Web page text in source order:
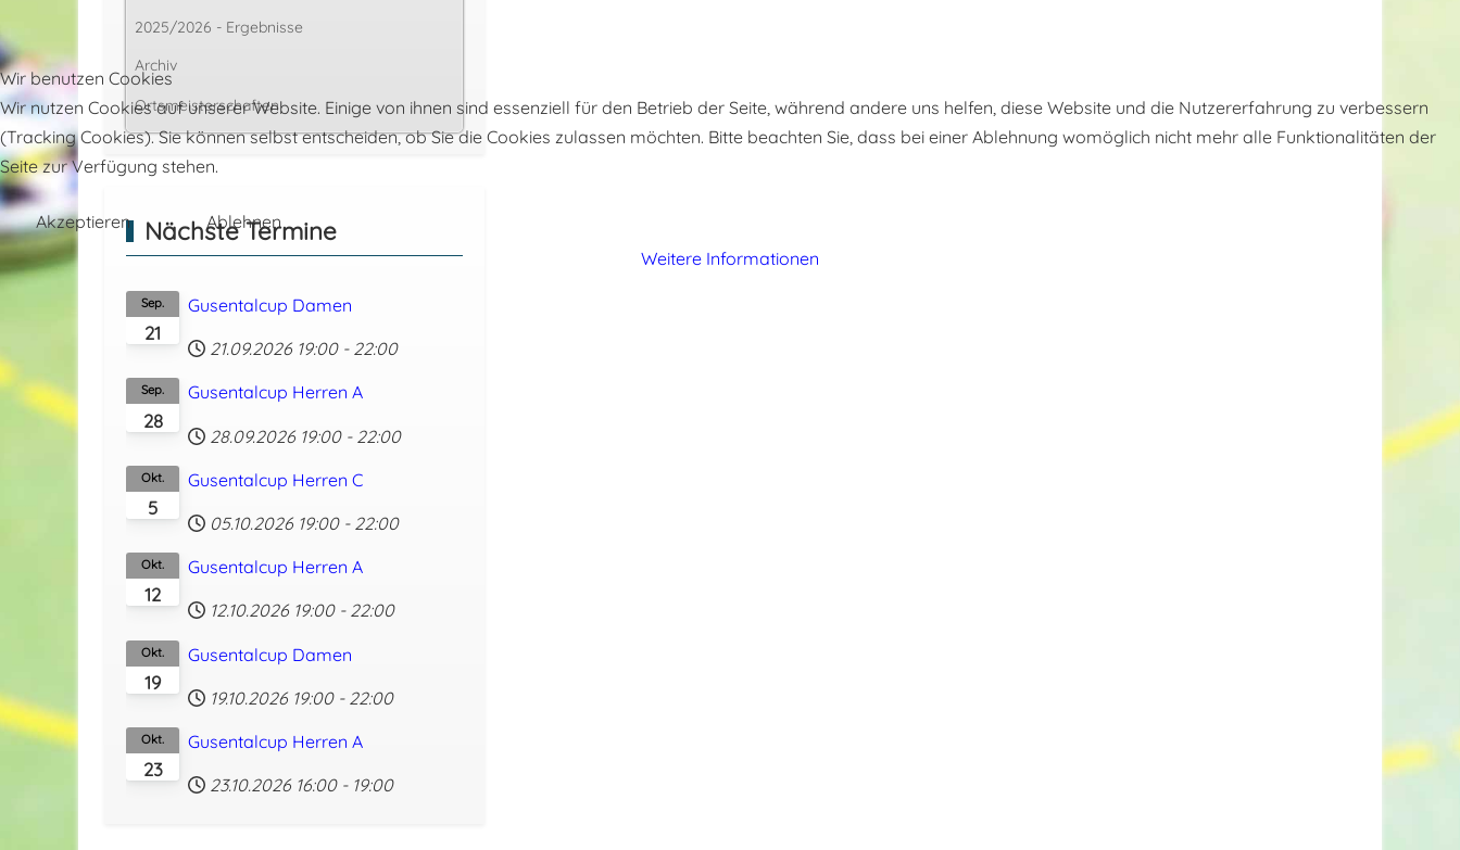
2025/2026 - Ergebnisse
Archiv
Ortsmeisterschaften
Nächste Termine
21
Sep. Gusentalcup Damen
21.09.2026 19:00 - 22:00
28
Sep. Gusentalcup Herren A
28.09.2026 19:00 - 22:00
5
Okt. Gusentalcup Herren C
05.10.2026 19:00 - 22:00
12
Okt. Gusentalcup Herren A
12.10.2026 19:00 - 22:00
19
Okt. Gusentalcup Damen
19.10.2026 19:00 - 22:00
23
Okt. Gusentalcup Herren A
23.10.2026 16:00 - 19:00
Wir benutzen Cookies
Wir nutzen Cookies auf unserer Website. Einige von ihnen sind essenziell für den Betrieb der Seite, während andere uns helfen, diese Website und die Nutzererfahrung zu verbessern
(Tracking Cookies). Sie können selbst entscheiden, ob Sie die Cookies zulassen möchten. Bitte beachten Sie, dass bei einer Ablehnung womöglich nicht mehr alle Funktionalitäten der
Seite zur Verfügung stehen.
Akzeptieren
Ablehnen
Weitere Informationen